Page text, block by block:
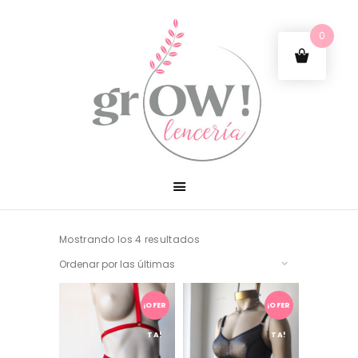
Mostrando los 4 resultados
¡OFER
TA!
¡OFER
TA!
0